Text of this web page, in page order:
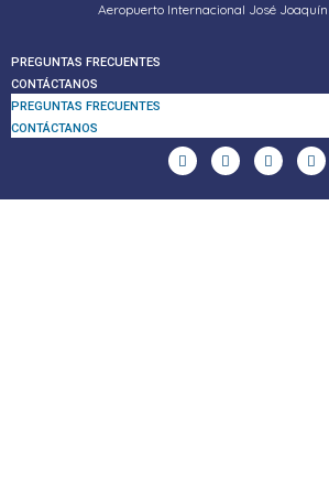
Aeropuerto Internacional José Joaquín
PREGUNTAS FRECUENTES
CONTÁCTANOS
PREGUNTAS FRECUENTES
CONTÁCTANOS